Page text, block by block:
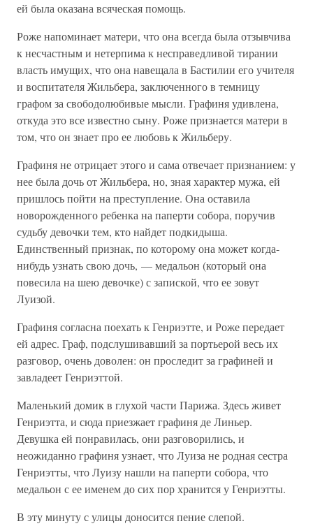
ей была оказана всяческая помощь.
Роже напоминает матери, что она всегда была отзывчива
к несчастным и нетерпима к несправедливой тирании
власть имущих, что она навещала в Бастилии его учителя
и воспитателя Жильбера, заключенного в темницу
графом за свободолюбивые мысли. Графиня удивлена,
откуда это все известно сыну. Роже признается матери в
том, что он знает про ее любовь к Жильберу.
Графиня не отрицает этого и сама отвечает признанием: у
нее была дочь от Жильбера, но, зная характер мужа, ей
пришлось пойти на преступление. Она оставила
новорожденного ребенка на паперти собора, поручив
судьбу девочки тем, кто найдет подкидыша.
Единственный признак, по которому она может когда-
нибудь узнать свою дочь, — медальон (который она
повесила на шею девочке) с запиской, что ее зовут
Луизой.
Графиня согласна поехать к Генриэтте, и Роже передает
ей адрес. Граф, подслушивавший за портьерой весь их
разговор, очень доволен: он проследит за графиней и
завладеет Генриэттой.
Маленький домик в глухой части Парижа. Здесь живет
Генриэтта, и сюда приезжает графиня де Линьер.
Девушка ей понравилась, они разговорились, и
неожиданно графиня узнает, что Луиза не родная сестра
Генриэтты, что Луизу нашли на паперти собора, что
медальон с ее именем до сих пор хранится у Генриэтты.
В эту минуту с улицы доносится пение слепой.